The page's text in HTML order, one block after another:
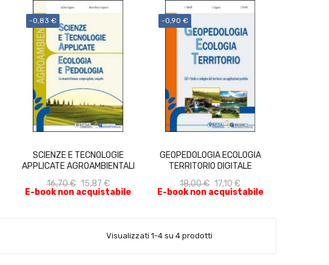
-0,83 €
SCIENZE E TECNOLOGIE
APPLICATE AGROAMBIENTALI
16,70 € 15,87 €
E-book non acquistabile
ACQUISTA
-0,90 €
GEOPEDOLOGIA ECOLOGIA
TERRITORIO DIGITALE
18,00 € 17,10 €
E-book non acquistabile
ACQUISTA
Visualizzati 1-4 su 4 prodotti